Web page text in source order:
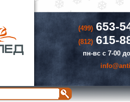
(499)653-
(812)615-
пн-вс с 7-00